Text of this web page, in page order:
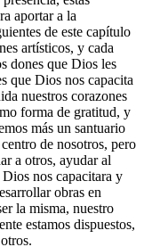
aportar a la
de este capítulo
artísticos, y cada
dones que Dios les
que Dios nos capacita
nuestros corazones
forma de gratitud, y
más un santuario
de nosotros, pero
a otros, ayudar al
nos capacitara y
obras en
la misma, nuestro
estamos dispuestos,